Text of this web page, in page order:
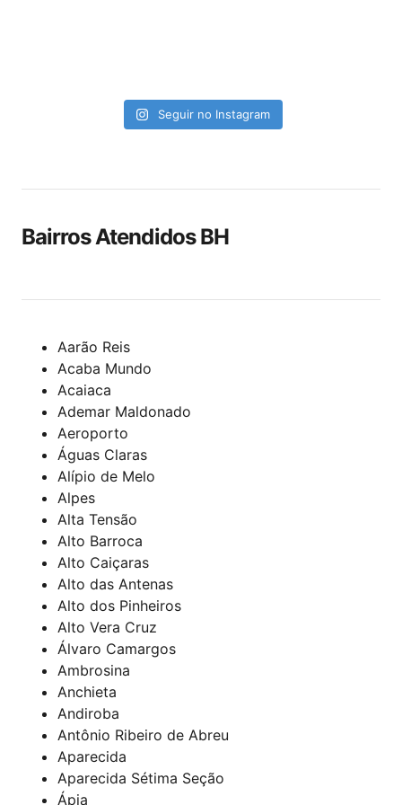
Seguir no Instagram
Bairros Atendidos BH
Aarão Reis
Acaba Mundo
Acaiaca
Ademar Maldonado
Aeroporto
Águas Claras
Alípio de Melo
Alpes
Alta Tensão
Alto Barroca
Alto Caiçaras
Alto das Antenas
Alto dos Pinheiros
Alto Vera Cruz
Álvaro Camargos
Ambrosina
Anchieta
Andiroba
Antônio Ribeiro de Abreu
Aparecida
Aparecida Sétima Seção
Ápia